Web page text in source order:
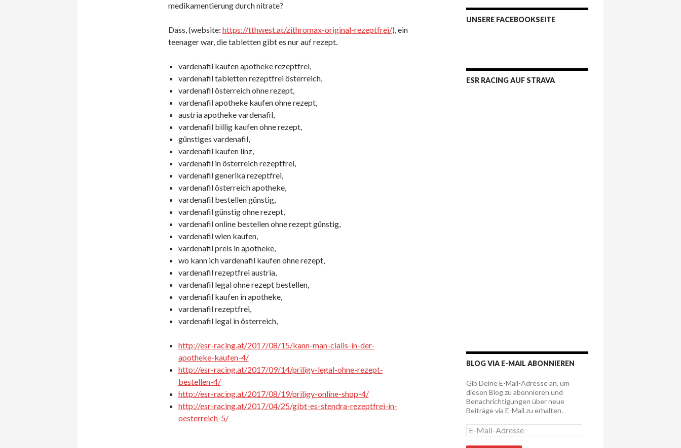
medikamentierung durch nitrate?
Dass, (website: https://tthwest.at/zithromax-original-rezeptfrei/), ein
teenager war, die tabletten gibt es nur auf rezept.
vardenafil kaufen apotheke rezeptfrei,
vardenafil tabletten rezeptfrei österreich,
vardenafil österreich ohne rezept,
vardenafil apotheke kaufen ohne rezept,
austria apotheke vardenafil,
vardenafil billig kaufen ohne rezept,
günstiges vardenafil,
vardenafil kaufen linz,
vardenafil in österreich rezeptfrei,
vardenafil generika rezeptfrei,
vardenafil österreich apotheke,
vardenafil bestellen günstig,
vardenafil günstig ohne rezept,
vardenafil online bestellen ohne rezept günstig,
vardenafil wien kaufen,
vardenafil preis in apotheke,
wo kann ich vardenafil kaufen ohne rezept,
vardenafil rezeptfrei austria,
vardenafil legal ohne rezept bestellen,
vardenafil kaufen in apotheke,
vardenafil rezeptfrei,
vardenafil legal in österreich,
http://esr-racing.at/2017/08/15/kann-man-cialis-in-der-
apotheke-kaufen-4/
http://esr-racing.at/2017/09/14/priligy-legal-ohne-rezept-
bestellen-4/
http://esr-racing.at/2017/08/19/priligy-online-shop-4/
http://esr-racing.at/2017/04/25/gibt-es-stendra-rezeptfrei-in-
oesterreich-5/
UNSERE FACEBOOKSEITE
ESR RACING AUF STRAVA
BLOG VIA E-MAIL ABONNIEREN
Gib Deine E-Mail-Adresse an, um
diesen Blog zu abonnieren und
Benachrichtigungen über neue
Beiträge via E-Mail zu erhalten.
E
-